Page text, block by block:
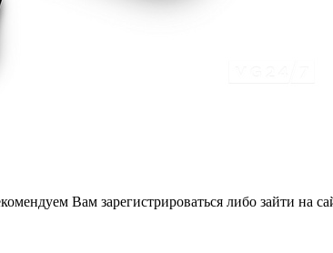
Вам зарегистрироваться либо зайти на